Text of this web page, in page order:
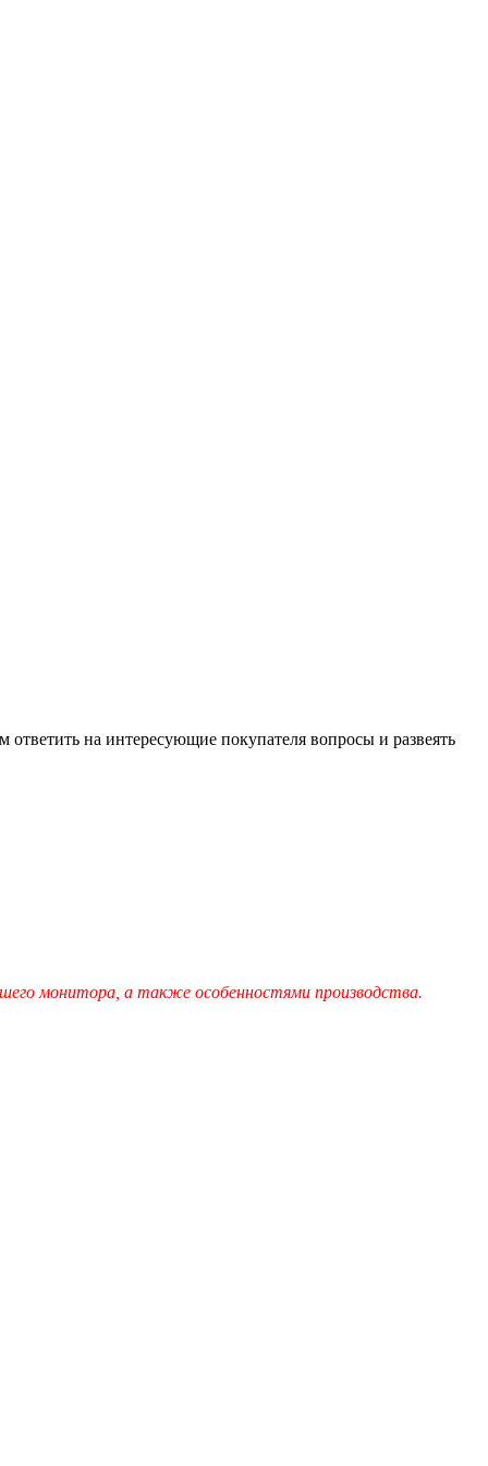
на интересующие покупателя вопросы и развеять
монитора, а также особенностями производства.